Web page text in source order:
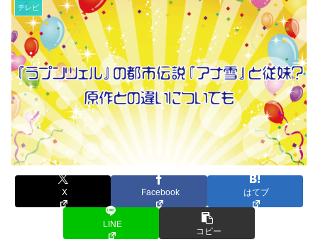
テレビ
X Facebook はてブ
LINE
コピー